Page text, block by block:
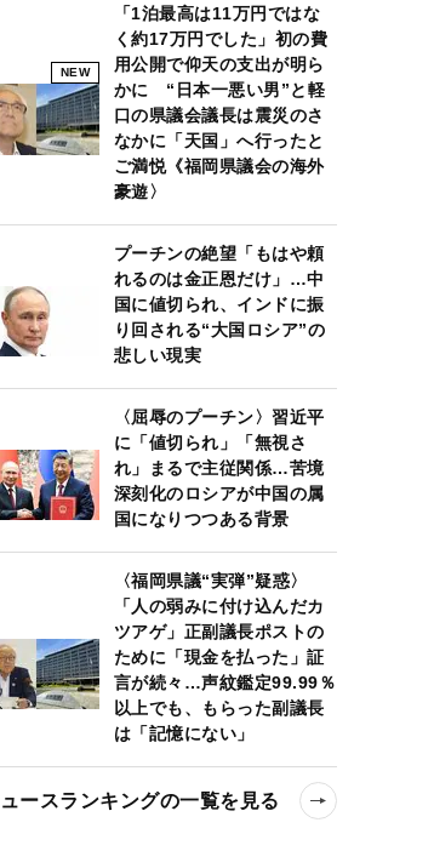
NEW
「1泊最高は11万円ではな
く約17万円でした」初の費
用公開で仰天の支出が明ら
かに “日本一悪い男”と軽
口の県議会議長は震災のさ
なかに「天国」へ行ったと
ご満悦《福岡県議会の海外
豪遊〉
プーチンの絶望「もはや頼
れるのは金正恩だけ」…中
国に値切られ、インドに振
り回される“大国ロシア”の
悲しい現実
〈屈辱のプーチン〉習近平
に「値切られ」「無視さ
れ」まるで主従関係…苦境
深刻化のロシアが中国の属
国になりつつある背景
〈福岡県議“実弾”疑惑〉
「人の弱みに付け込んだカ
ツアゲ」正副議長ポストの
ために「現金を払った」証
言が続々…声紋鑑定99.99％
以上でも、もらった副議長
は「記憶にない」
ースランキングの一覧を見る